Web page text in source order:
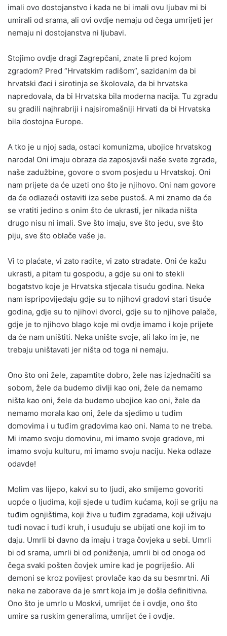
imali ovo dostojanstvo i kada ne bi imali ovu ljubav mi bi
umirali od srama, ali ovi ovdje nemaju od čega umrijeti jer
nemaju ni dostojanstva ni ljubavi.
Stojimo ovdje dragi Zagrepčani, znate li pred kojom
zgradom? Pred “Hrvatskim radišom”, sazidanim da bi
hrvatski đaci i sirotinja se školovala, da bi hrvatska
napredovala, da bi Hrvatska bila moderna nacija. Tu zgradu
su gradili najhrabriji i najsiromašniji Hrvati da bi Hrvatska
bila dostojna Europe.
A tko je u njoj sada, ostaci komunizma, ubojice hrvatskog
naroda! Oni imaju obraza da zaposjevši naše svete zgrade,
naše zadužbine, govore o svom posjedu u Hrvatskoj. Oni
nam prijete da će uzeti ono što je njihovo. Oni nam govore
da će odlazeći ostaviti iza sebe pustoš. A mi znamo da će
se vratiti jedino s onim što će ukrasti, jer nikada ništa
drugo nisu ni imali. Sve što imaju, sve što jedu, sve što
piju, sve što oblače vaše je.
Vi to plaćate, vi zato radite, vi zato stradate. Oni će kažu
ukrasti, a pitam tu gospodu, a gdje su oni to stekli
bogatstvo koje je Hrvatska stjecala tisuću godina. Neka
nam ispripovijedaju gdje su to njihovi gradovi stari tisuće
godina, gdje su to njihovi dvorci, gdje su to njihove palače,
gdje je to njihovo blago koje mi ovdje imamo i koje prijete
da će nam uništiti. Neka unište svoje, ali lako im je, ne
trebaju uništavati jer ništa od toga ni nemaju.
Ono što oni žele, zapamtite dobro, žele nas izjednačiti sa
sobom, žele da budemo divlji kao oni, žele da nemamo
ništa kao oni, žele da budemo ubojice kao oni, žele da
nemamo morala kao oni, žele da sjedimo u tuđim
domovima i u tuđim gradovima kao oni. Nama to ne treba.
Mi imamo svoju domovinu, mi imamo svoje gradove, mi
imamo svoju kulturu, mi imamo svoju naciju. Neka odlaze
odavde!
Molim vas lijepo, kakvi su to ljudi, ako smijemo govoriti
uopće o ljudima, koji sjede u tuđim kućama, koji se griju na
tuđim ognjištima, koji žive u tuđim zgradama, koji uživaju
tuđi novac i tuđi kruh, i usuđuju se ubijati one koji im to
daju. Umrli bi davno da imaju i traga čovjeka u sebi. Umrli
bi od srama, umrli bi od poniženja, umrli bi od onoga od
čega svaki pošten čovjek umire kad je pogriješio. Ali
demoni se kroz povijest provlače kao da su besmrtni. Ali
neka ne zaborave da je smrt koja im je došla definitivna.
Ono što je umrlo u Moskvi, umrijet će i ovdje, ono što
umire sa ruskim generalima, umrijet će i ovdje.